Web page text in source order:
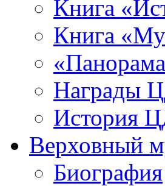
Книга
Книга
Награды
История
Верховный
Биография